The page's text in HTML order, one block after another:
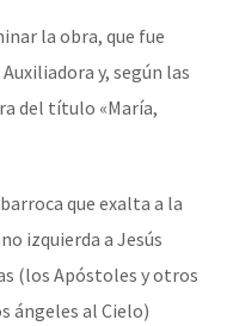
la obra, que fue
y, según las
del título «María,
que exalta a la
izquierda a Jesús
(los Apóstoles y otros
ángeles al Cielo)